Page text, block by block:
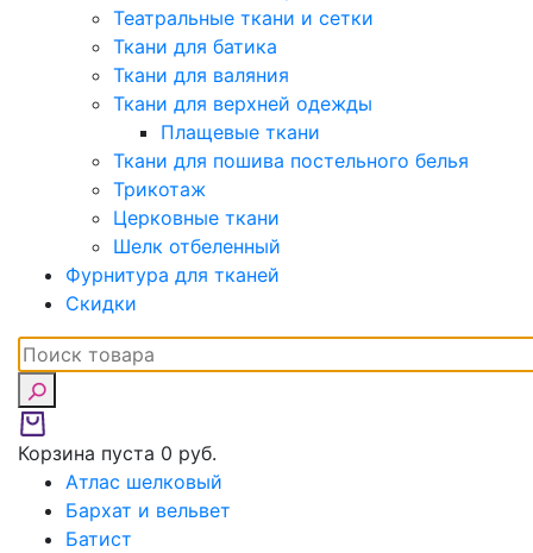
Театральные ткани и сетки
Ткани для батика
Ткани для валяния
Ткани для верхней одежды
Плащевые ткани
Ткани для пошива постельного белья
Трикотаж
Церковные ткани
Шелк отбеленный
Фурнитура для тканей
Скидки
Корзина пуста 0 руб.
Атлас шелковый
Бархат и вельвет
Батист